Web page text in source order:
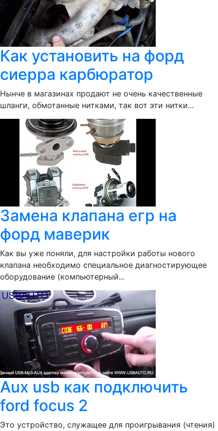
Как установить на форд
сиерра карбюратор
Нынче в магазинах продают не очень качественные
шланги, обмотанные нитками, так вот эти нитки...
Замена клапана егр на
форд маверик
Как вы уже поняли, для настройки работы нового
клапана необходимо специальное диагностирующее
оборудование (компьютерный...
Aux usb как подключить
ford focus 2
Это устройство, служащее для проигрывания (чтения)